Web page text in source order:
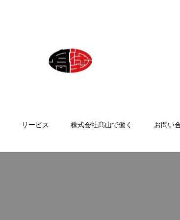
サービス 株式会社髙山で働く お問い